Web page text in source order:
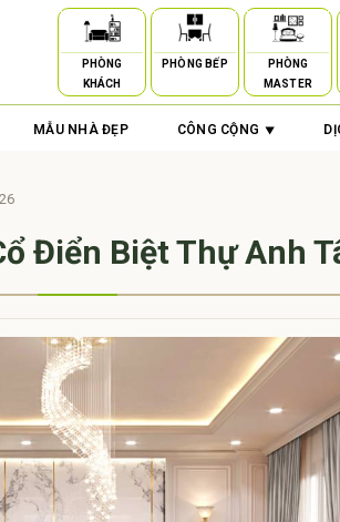
PHÒNG
KHÁCH
PHÒNG BẾP
PHÒNG
MASTER
MẪU NHÀ ĐẸP CÔNG CỘNG
Điển Biệt Thự Anh